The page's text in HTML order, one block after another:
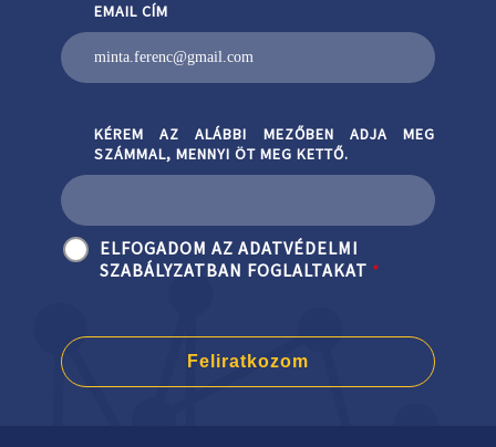
EMAIL CÍM
KÉREM AZ ALÁBBI MEZŐBEN ADJA MEG
SZÁMMAL, MENNYI ÖT MEG KETTŐ.
ELFOGADOM AZ ADATVÉDELMI
SZABÁLYZATBAN FOGLALTAKAT *
Feliratkozom